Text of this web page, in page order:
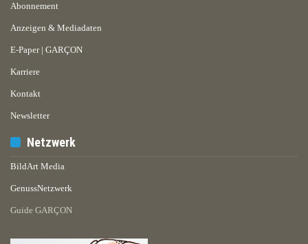
Abonnement
Anzeigen & Mediadaten
E-Paper | GARÇON
Karriere
Kontakt
Newsletter
Netzwerk
BildArt Media
GenussNetzwerk
Guide GARÇON